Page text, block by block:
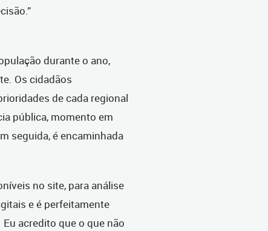
durante o ano,
Os cidadãos
de cada regional
pública, momento em
seguida, é encaminhada
no site, para análise
e é perfeitamente
acredito que o que não